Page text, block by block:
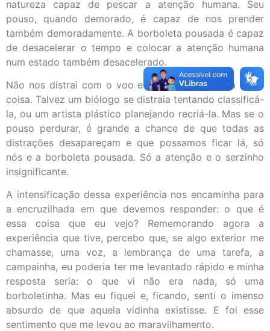
natureza capaz de pescar a atenção humana. Seu
pouso, quando demorado, é capaz de nos prender
também demoradamente. A borboleta pousada é capaz
de desacelerar o tempo e colocar a atenção humana
num estado também desacelerado.
Não nos distrai com o voo e nem com nenhuma outra
coisa. Talvez um biólogo se distraia tentando classificá-
la, ou um artista plástico planejando recriá-la. Mas se o
pouso perdurar, é grande a chance de que todas as
distrações desapareçam e que possamos ficar lá, só
nós e a borboleta pousada. Só a atenção e o serzinho
insignificante.
A intensificação dessa experiência nos encaminha para
a encruzilhada em que devemos responder: o que é
essa coisa que eu vejo? Rememorando agora a
experiência que tive, percebo que, se algo exterior me
chamasse, uma voz, a lembrança de uma tarefa, a
campainha, eu poderia ter me levantado rápido e minha
resposta seria: o que vi não era nada, só uma
borboletinha. Mas eu fiquei e, ficando, senti o imenso
absurdo de que aquela vidinha existisse. E foi esse
sentimento que me levou ao maravilhamento.